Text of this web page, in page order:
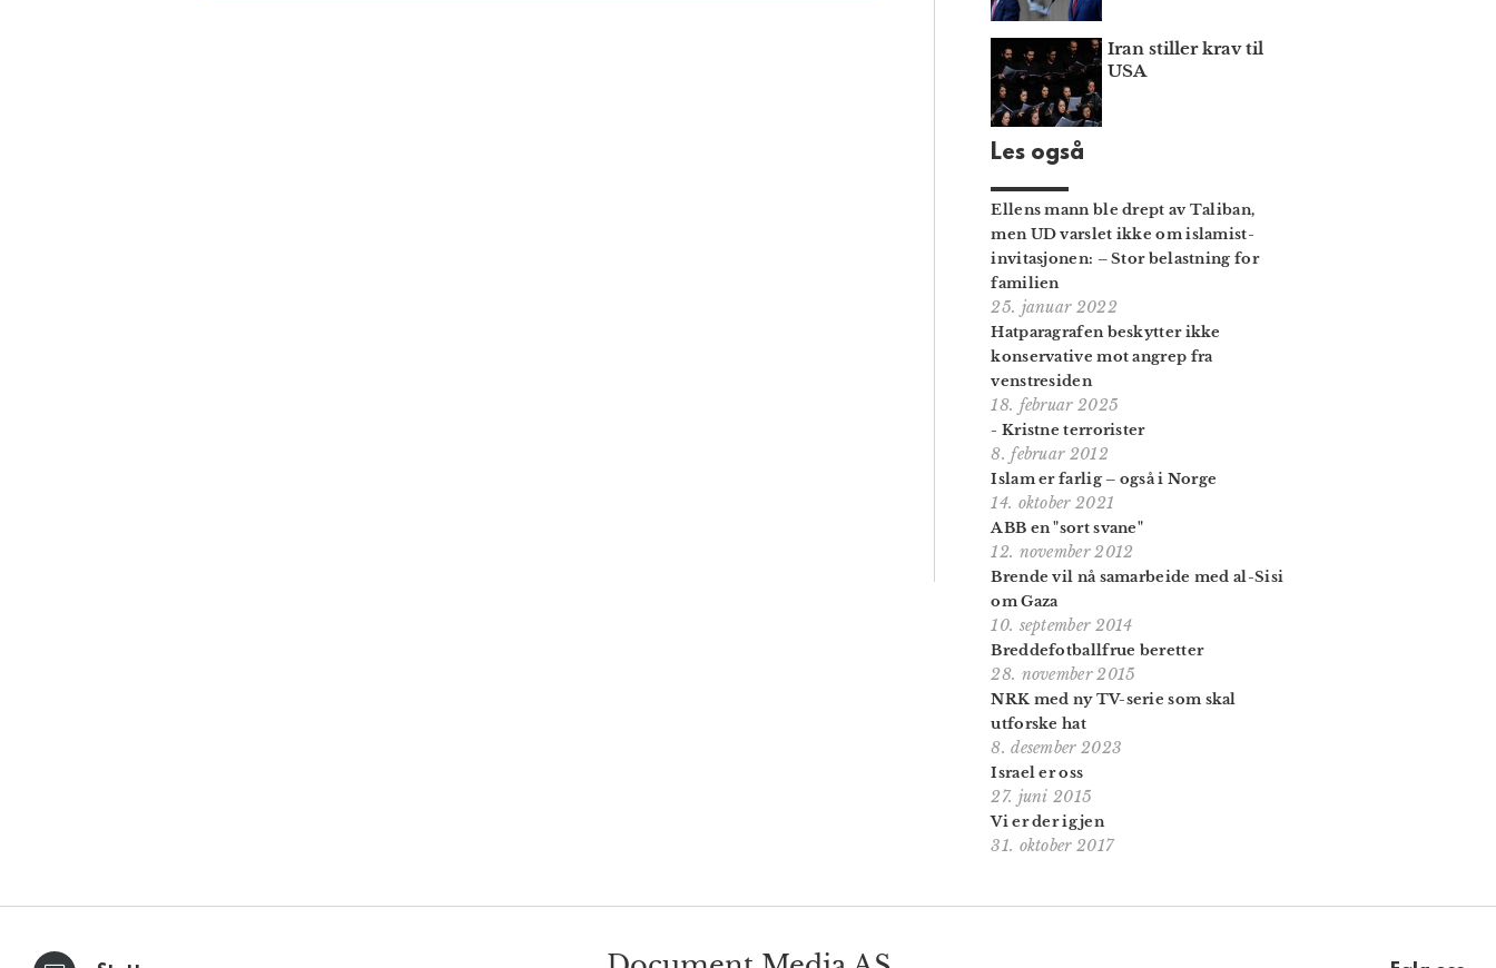
Iran stiller krav til
USA
Les også
Ellens mann ble drept av Taliban,
men UD varslet ikke om islamist-
invitasjonen: – Stor belastning for
familien
25. januar 2022
Hatparagrafen beskytter ikke
konservative mot angrep fra
venstresiden
18. februar 2025
- Kristne terrorister
8. februar 2012
Islam er farlig – også i Norge
14. oktober 2021
ABB en "sort svane"
12. november 2012
Brende vil nå samarbeide med al-Sisi
om Gaza
10. september 2014
Breddefotballfrue beretter
28. november 2015
NRK med ny TV-serie som skal
utforske hat
8. desember 2023
Israel er oss
27. juni 2015
Vi er der igjen
31. oktober 2017